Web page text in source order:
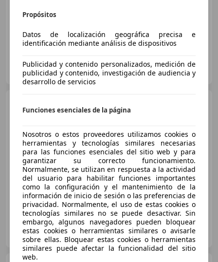
07/2017
OCASIONPLUS LAS ROZAS II
ES-28232 LAS ROZAS
S&S Business Edition AT8 122
€ 13.864
Súper oferta
09/2021 52.288 km Diésel 90 kW (122 CV)
OCASIONPLUS LA MAQUINISTA II
ES-08020 SANT ANDREU
Propósitos
Datos de localización geográfica precisa e
identificación mediante análisis de dispositivos
Publicidad y contenido personalizados, medición de
publicidad y contenido, investigación de audiencia y
desarrollo de servicios
Funciones esenciales de la página
Nosotros o estos proveedores utilizamos cookies o
herramientas y tecnologías similares necesarias
para las funciones esenciales del sitio web y para
garantizar su correcto funcionamiento.
Normalmente, se utilizan en respuesta a la actividad
del usuario para habilitar funciones importantes
como la configuración y el mantenimiento de la
información de inicio de sesión o las preferencias de
privacidad. Normalmente, el uso de estas cookies o
tecnologías similares no se puede desactivar. Sin
embargo, algunos navegadores pueden bloquear
estas cookies o herramientas similares o avisarle
sobre ellas. Bloquear estas cookies o herramientas
similares puede afectar la funcionalidad del sitio
web.